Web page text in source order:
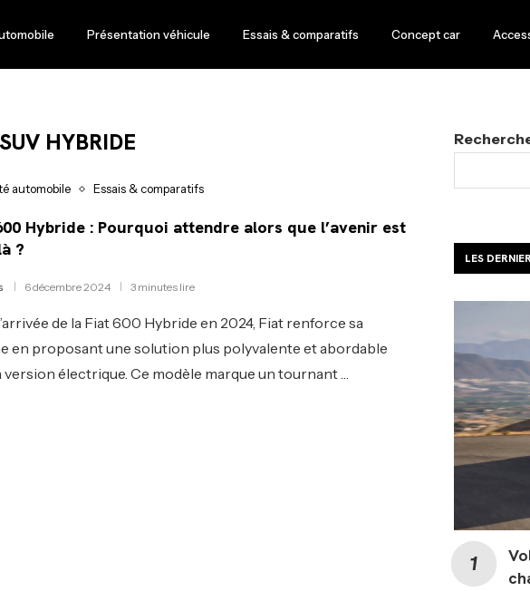
Présentation véhicule Essais & comparatifs Concept car
HYBRIDE
automobile Essais & comparatifs
Hybride : Pourquoi attendre alors que l’avenir est
?
6 décembre 2024 3 minutes lire
de la Fiat 600 Hybride en 2024, Fiat renforce sa
en proposant une solution plus polyvalente et abordable
version électrique. Ce modèle marque un tournant …
LES